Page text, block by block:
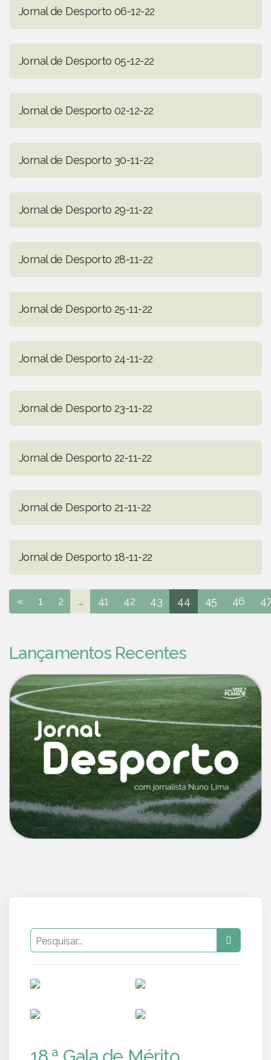
Jornal de Desporto 06-12-22
Jornal de Desporto 05-12-22
Jornal de Desporto 02-12-22
Jornal de Desporto 30-11-22
Jornal de Desporto 29-11-22
Jornal de Desporto 28-11-22
Jornal de Desporto 25-11-22
Jornal de Desporto 24-11-22
Jornal de Desporto 23-11-22
Jornal de Desporto 22-11-22
Jornal de Desporto 21-11-22
Jornal de Desporto 18-11-22
« 1 2 ... 41 42 43 44 45 46
Lançamentos Recentes